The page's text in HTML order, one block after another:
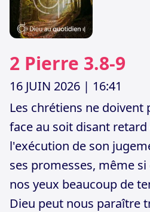
2 Pierre 3.8-9
16 JUIN 2026 | 16:41
Les chrétiens ne doivent
face au soit disant retard
l'exécution de son
ses promesses, même
nos yeux beaucoup de
Dieu peut nous paraître